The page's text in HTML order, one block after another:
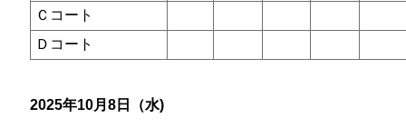
Ｃコート
Ｄコート
2025年10月8日（水)